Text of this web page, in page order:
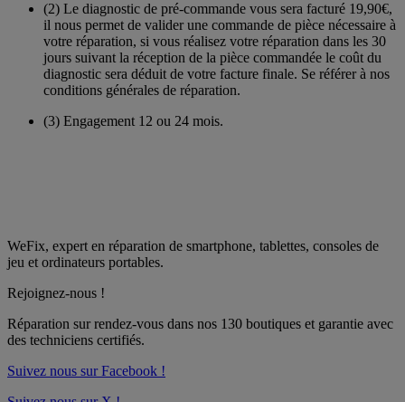
(2) Le diagnostic de pré-commande vous sera facturé 19,90€,
il nous permet de valider une commande de pièce nécessaire à
votre réparation, si vous réalisez votre réparation dans les 30
jours suivant la réception de la pièce commandée le coût du
diagnostic sera déduit de votre facture finale. Se référer à nos
conditions générales de réparation.
(3) Engagement 12 ou 24 mois.
WeFix, expert en réparation de smartphone, tablettes, consoles de
jeu et ordinateurs portables.
Rejoignez-nous !
Réparation sur rendez-vous dans nos 130 boutiques et garantie avec
des techniciens certifiés.
Suivez nous sur Facebook !